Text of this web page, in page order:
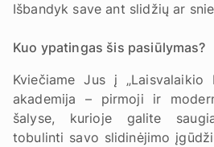
Išbandyk save ant slidžių ar
Kuo ypatingas šis pasiūlymas?
Kviečiame Jus į „Laisvalaikio
akademija – pirmoji ir
šalyse, kurioje galite
tobulinti savo slidinėjimo